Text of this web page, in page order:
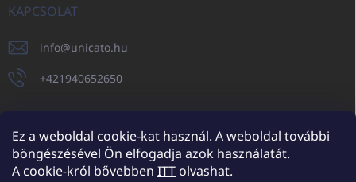
Ez a weboldal cookie-kat használ. A weboldal további
böngészésével Ön elfogadja azok használatát.
A cookie-król bővebben ITTolvashat.
KAPCSOLAT
info@unicato.hu
+421940652650
UNICATO.sk UNICATOshop.cz UNICATO.at UNICATO.hu